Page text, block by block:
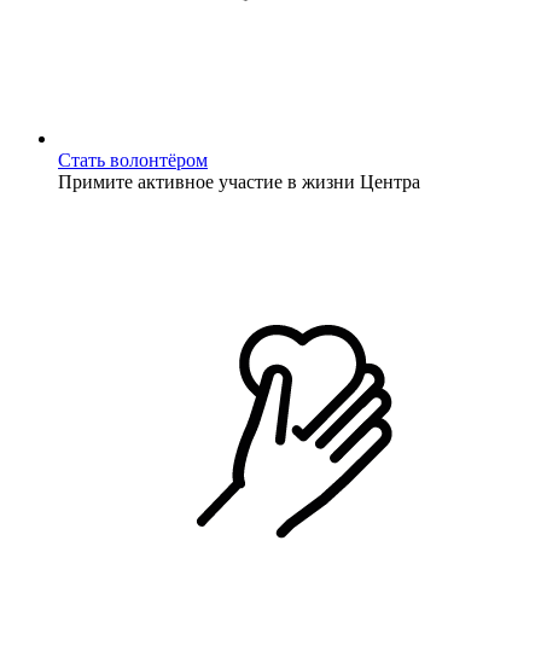
Стать волонтёром
Примите активное участие в жизни Центра